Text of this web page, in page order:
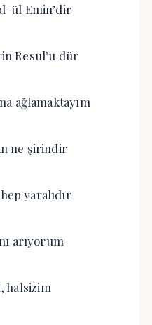
ül Emin’dir
Resul’u dür
ağlamaktayım
ne şirindir
yaralıdır
arıyorum
halsizim